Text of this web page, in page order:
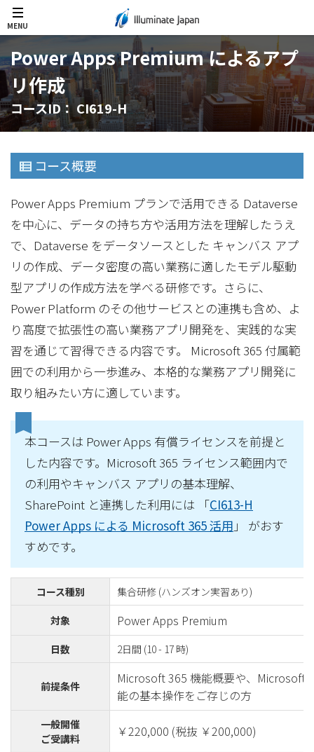
MENU
Power Apps Premium によるアプ
リ作成
コースID： CI619-H
コース概要
Power Apps Premium プランで活用できる Dataverse
を中心に、データの持ち方や活用方法を理解したうえ
で、Dataverse をデータソースとした キャンバス アプ
リの作成、データ密度の高い業務に適したモデル駆動
型アプリの作成方法を学べる研修です。さらに、
Power Platform のその他サービスとの連携も含め、よ
り高度で拡張性の高い業務アプリ開発を、実践的な実
習を通じて習得できる内容です。 Microsoft 365 付属範
囲での利用から一歩進み、本格的な業務アプリ開発に
取り組みたい方に適しています。
本コースは Power Apps 有償ライセンスを前提と
した内容です。Microsoft 365 ライセンス範囲内で
の利用やキャンバス アプリの基本理解、
SharePoint と連携した利用には 「CI613-H
Power Apps による Microsoft 365 活用 」 がおす
すめです。
コース種別 集合研修 (ハンズオン実習あり)
対象 Power Apps Premium
日数 2日間 (10 - 17 時)
前提条件
Microsoft 365 機能概要や、Microsoft
能の基本操作をご存じの方
一般開催
ご受講料
￥220,000 (税抜 ￥200,000)